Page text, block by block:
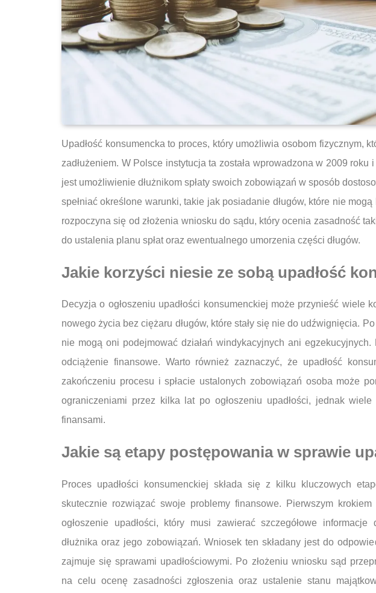
Upadłość konsumencka to proces, który umożliwia osobom fizycznym,
zadłużeniem. W Polsce instytucja ta została wprowadzona w 2009
jest umożliwienie dłużnikom spłaty swoich zobowiązań w sposób
spełniać określone warunki, takie jak posiadanie długów, które nie
rozpoczyna się od złożenia wniosku do sądu, który ocenia zasadność
do ustalenia planu spłat oraz ewentualnego umorzenia części długów.
Jakie korzyści niesie ze sobą upadłość
Decyzja o ogłoszeniu upadłości konsumenckiej może przynieść
nowego życia bez ciężaru długów, które stały się nie do udźwignięcia.
nie mogą oni podejmować działań windykacyjnych ani
odciążenie finansowe. Warto również zaznaczyć, że upadłość
zakończeniu procesu i spłacie ustalonych zobowiązań osoba może
ograniczeniami przez kilka lat po ogłoszeniu upadłości, jednak
finansami.
Jakie są etapy postępowania w sprawie
Proces upadłości konsumenckiej składa się z kilku kluczowych
skutecznie rozwiązać swoje problemy finansowe. Pierwszym
ogłoszenie upadłości, który musi zawierać szczegółowe informacje
dłużnika oraz jego zobowiązań. Wniosek ten składany jest do
zajmuje się sprawami upadłościowymi. Po złożeniu wniosku sąd
na celu ocenę zasadności zgłoszenia oraz ustalenie stanu